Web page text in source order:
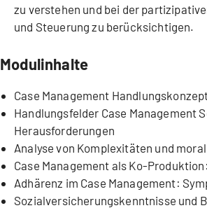
Herausforderung in
vielschichtigen
mich immer wieder aufs
zu verstehen und bei der
und Steuerung zu berücksichtigen.
Modulinhalte
Case Management
Handlungsfelder Case Management
Herausforderungen
Analyse von Komplexitäten und
Case Management als Ko-
Adhärenz im Case Management:
Sozialversicherungskenntnisse und